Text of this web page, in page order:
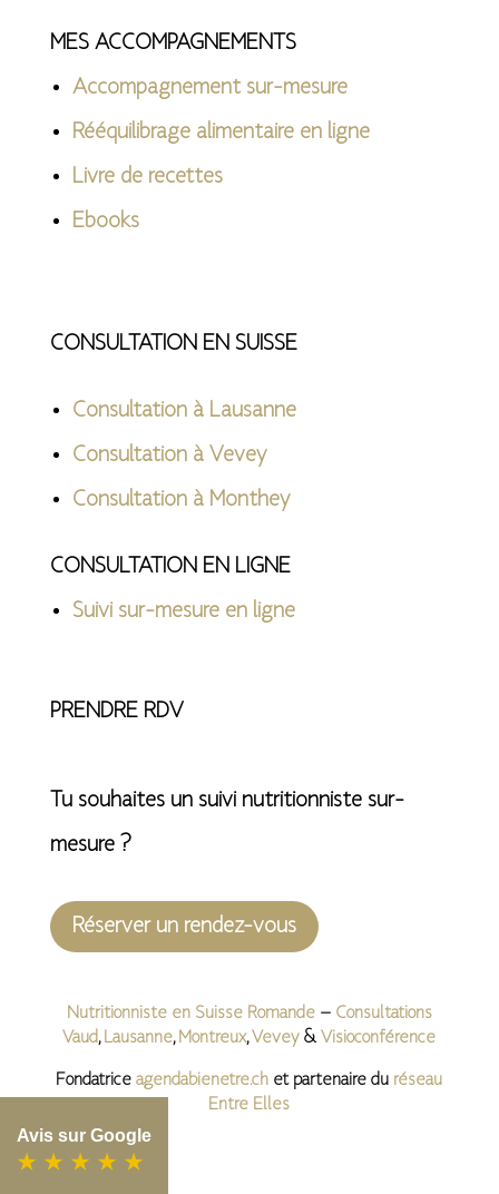
MES ACCOMPAGNEMENTS
Accompagnement sur-mesure
Rééquilibrage alimentaire en ligne
Livre de recettes
Ebooks
CONSULTATION EN SUISSE
Consultation à Lausanne
Consultation à Vevey
Consultation à Monthey
CONSULTATION EN LIGNE
Suivi sur-mesure en ligne
PRENDRE RDV
Tu souhaites un suivi nutritionniste sur-
mesure ?
Réserver un rendez-vous
Nutritionniste en Suisse Romande– Consultations
Vaud, Lausanne, Montreux,Vevey& Visioconférence
Fondatriceagendabienetre.ch et partenaire du réseau
Entre Elles
Avis sur Google